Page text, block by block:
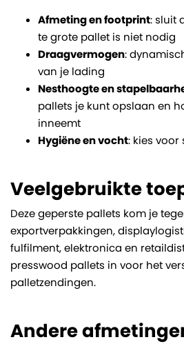
Afmeting en footprint: sluit
te grote pallet is niet nodig
Draagvermogen:
van je lading
Nesthoogte en
pallets je kunt opslaan en
inneemt
Hygiëne en vocht: kies
Veelgebruikte
Deze geperste pallets kom je
exportverpakkingen,
fulfilment, elektronica en
presswood pallets in voor het
palletzendingen.
Andere